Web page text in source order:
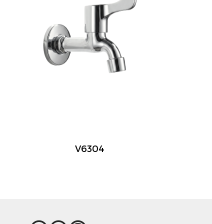
V6304